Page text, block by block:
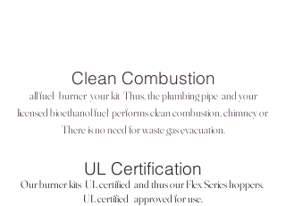
Clean Combustion
all fuel burner your kit Thus, the plumbing pipe and your
licensed bioethanol fuel performs clean combustion, chimney or
There is no need for waste gas evacuation.
UL Certification
Our burner kits UL certified and thus our Flex Series hoppers.
UL certified approved for use.